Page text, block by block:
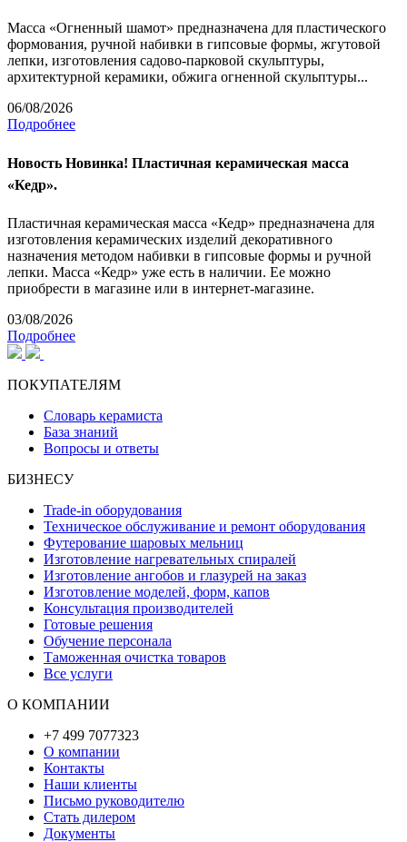
Масса «Огненный шамот» предназначена для пластического
формования, ручной набивки в гипсовые формы, жгутовой
лепки, изготовления садово-парковой скульптуры,
архитектурной керамики, обжига огненной скульптуры...
06/08/2026
Подробнее
Новость Новинка! Пластичная керамическая масса
«Кедр».
Пластичная керамическая масса «Кедр» предназначена для
изготовления керамических изделий декоративного
назначения методом набивки в гипсовые формы и ручной
лепки. Масса «Кедр» уже есть в наличии. Ее можно
приобрести в магазине или в интернет-магазине.
03/08/2026
Подробнее
ПОКУПАТЕЛЯМ
Словарь керамиста
База знаний
Вопросы и ответы
БИЗНЕСУ
Trade-in оборудования
Техническое обслуживание и ремонт оборудования
Футерование шаровых мельниц
Изготовление нагревательных спиралей
Изготовление ангобов и глазурей на заказ
Изготовление моделей, форм, капов
Консультация производителей
Готовые решения
Обучение персонала
Таможенная очистка товаров
Все услуги
О КОМПАНИИ
+7 499 7077323
О компании
Контакты
Наши клиенты
Письмо руководителю
Стать дилером
Документы